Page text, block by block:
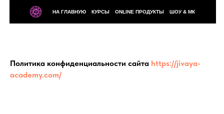
КУРСЫ ШОУ & МК
НА ГЛАВНУЮ ONLINE ПРОДУКТЫ
Политика конфиденциальности сайта https://jivaya-
academy.com/